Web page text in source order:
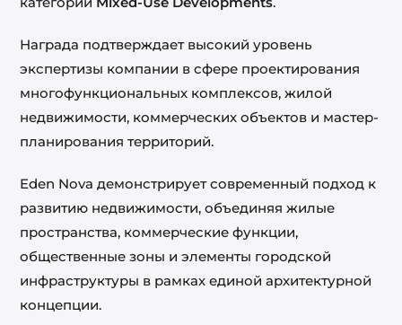
Награда подтверждает высокий уровень
экспертизы компании в сфере проектирования
многофункциональных комплексов, жилой
недвижимости, коммерческих объектов и мастер-
планирования территорий.
Eden Nova демонстрирует современный подход к
развитию недвижимости, объединяя жилые
пространства, коммерческие функции,
общественные зоны и элементы городской
инфраструктуры в рамках единой архитектурной
концепции.